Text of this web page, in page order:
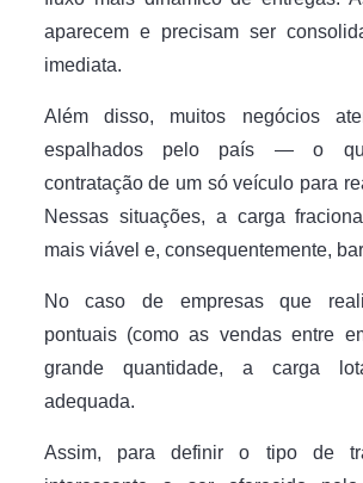
aparecem e precisam ser
imediata.
Além disso, muitos negócios
espalhados pelo país — o
contratação de um só veículo para
Nessas situações, a carga
mais viável e, consequentemente,
No caso de empresas que
pontuais (como as vendas entre
grande quantidade, a carga
adequada.
Assim, para definir o tipo de